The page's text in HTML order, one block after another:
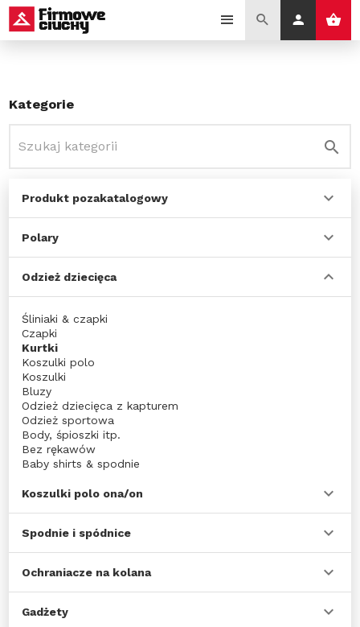
Kategorie
Produkt pozakatalogowy
Polary
Odzież dziecięca
Śliniaki & czapki
Czapki
Kurtki
Koszulki polo
Koszulki
Bluzy
Odzież dziecięca z kapturem
Odzież sportowa
Body, śpioszki itp.
Bez rękawów
Baby shirts & spodnie
Odzież sportowa
Dzieci przeciwdeszczowe
Dzieci fartuchy
Sport & activity
Koszulki polo ona/on
Spodnie i spódnice
Ochraniacze na kolana
Gadżety